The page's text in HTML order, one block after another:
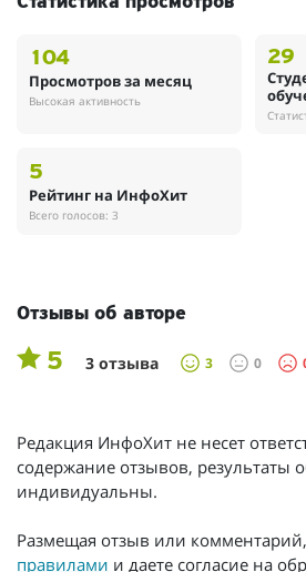
104
Просмотров за месяц
Высокая активность
29
5
Рейтинг на ИнфоХит
Всего голосов: 3
Отзывы об авторе
5 3 отзыва 3 0
Редакция ИнфоХит не несет
содержание отзывов, результаты
индивидуальны.
Размещая отзыв или
правилами и даете согласие на